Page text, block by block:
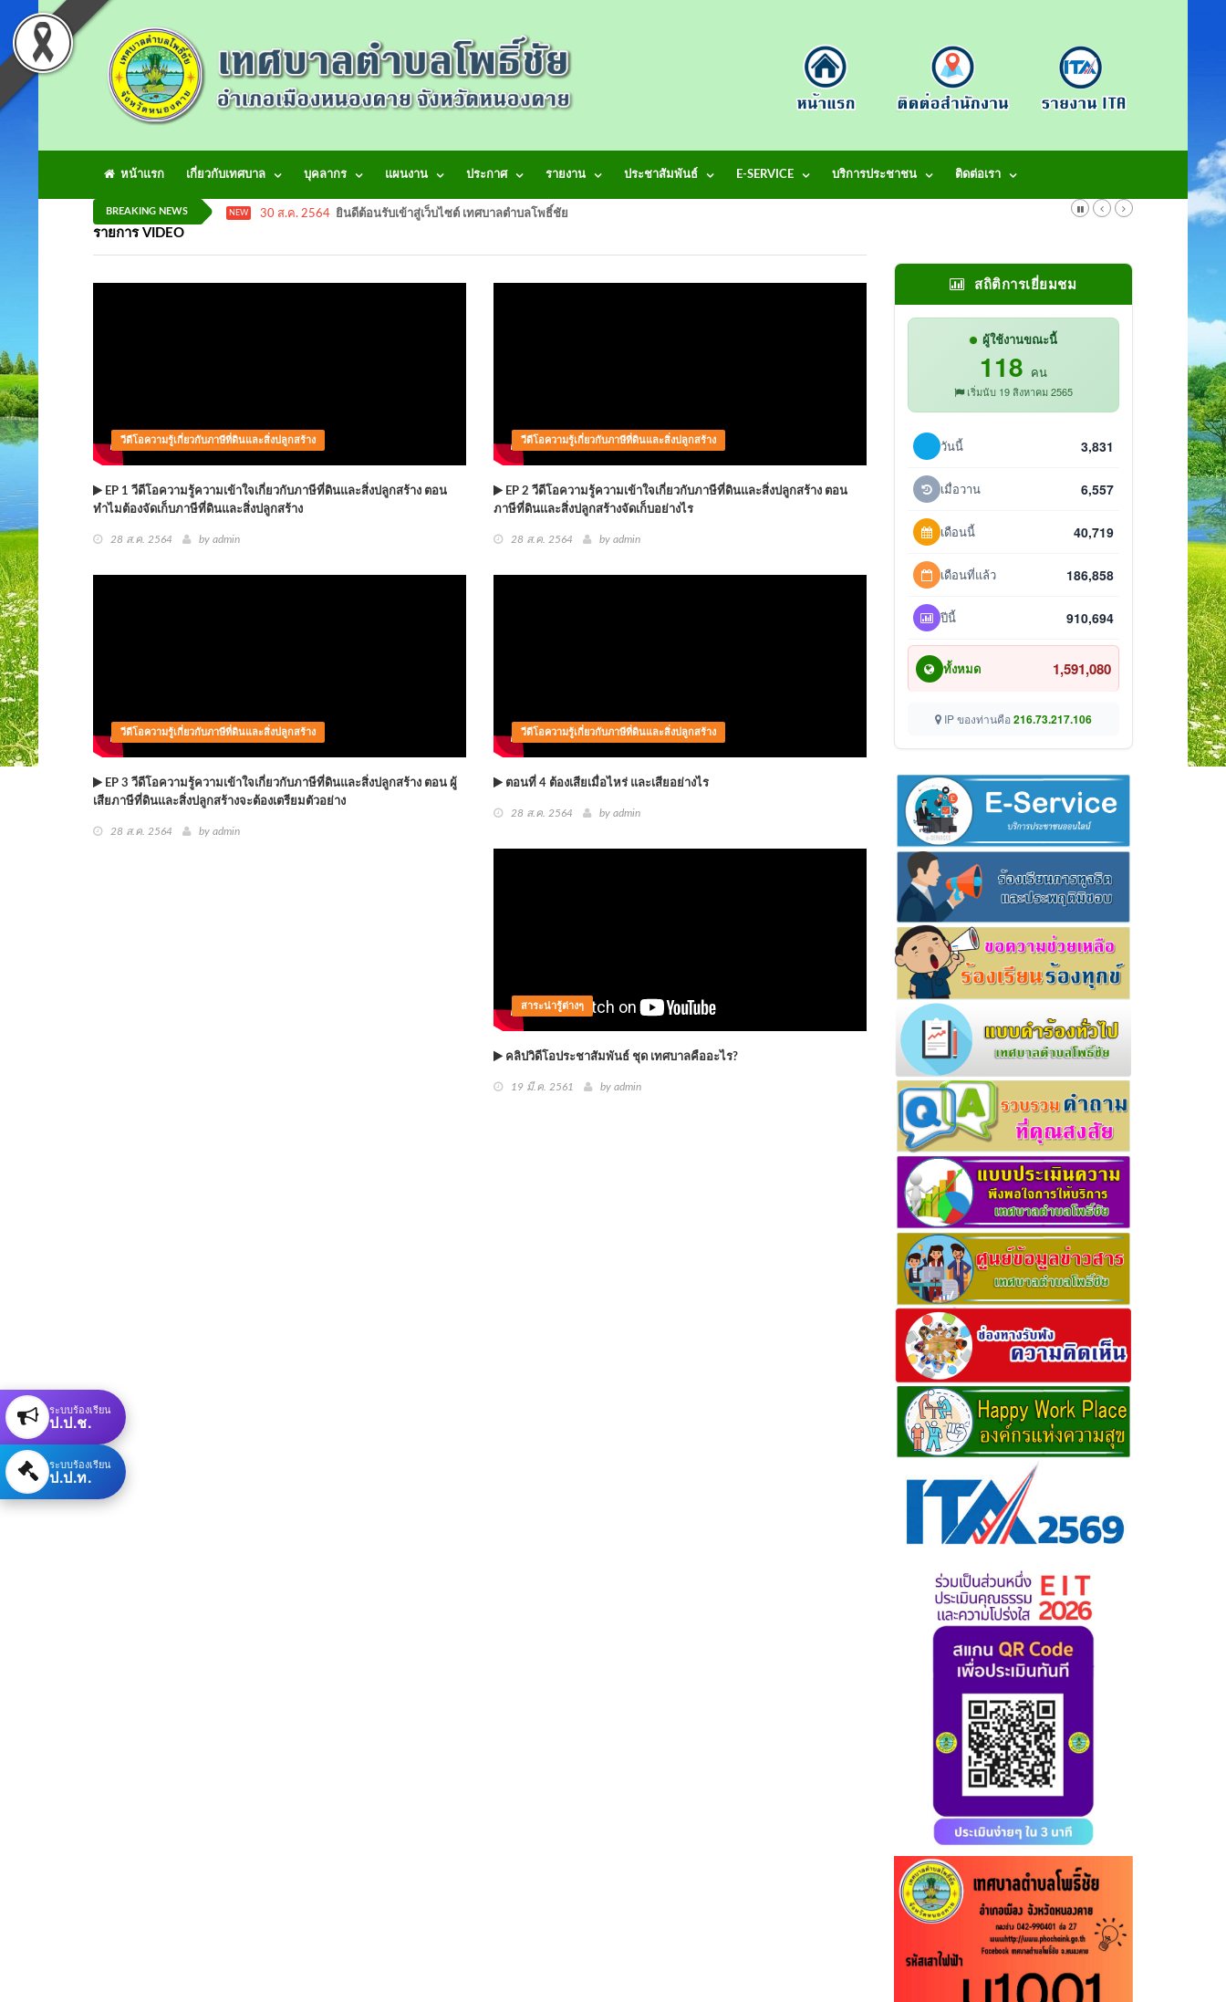
หน้าแรก เกี่ยวกับเทศบาล บุคลากร แผนงาน ประกาศ รายงาน ประชาสัมพันธ์ E-SERVICE บริการประชาชน ติดต่อเรา
BREAKING NEWS NEW 30 ส.ค. 2564 ยินดีต้อนรับเข้าสู่เว็บไซต์ เทศบาลตำบลโพธิ์ชัย
รายการ VIDEO
วีดีโอความรู้เกี่ยวกับภาษีที่ดินและสิ่งปลูกสร้าง
EP 1 วีดีโอความรู้ความเข้าใจเกี่ยวกับภาษีที่ดินและสิ่งปลูกสร้าง ตอน
ทำไมต้องจัดเก็บภาษีที่ดินและสิ่งปลูกสร้าง
28 ส.ค. 2564 by admin
วีดีโอความรู้เกี่ยวกับภาษีที่ดินและสิ่งปลูกสร้าง
EP 2 วีดีโอความรู้ความเข้าใจเกี่ยวกับภาษีที่ดินและสิ่งปลูกสร้าง ตอน
ภาษีที่ดินและสิ่งปลูกสร้างจัดเก็บอย่างไร
28 ส.ค. 2564 by admin
วีดีโอความรู้เกี่ยวกับภาษีที่ดินและสิ่งปลูกสร้าง
EP 3 วีดีโอความรู้ความเข้าใจเกี่ยวกับภาษีที่ดินและสิ่งปลูกสร้าง ตอน ผู้
เสียภาษีที่ดินและสิ่งปลูกสร้างจะต้องเตรียมตัวอย่าง
28 ส.ค. 2564 by admin
วีดีโอความรู้เกี่ยวกับภาษีที่ดินและสิ่งปลูกสร้าง
ตอนที่ 4 ต้องเสียเมื่อไหร่ และเสียอย่างไร
28 ส.ค. 2564 by admin
สาระน่ารู้ต่างๆ
คลิปวิดีโอประชาสัมพันธ์ ชุด เทศบาลคืออะไร?
19 มี.ค. 2561 by admin
สถิติการเยี่ยมชม
ผู้ใช้งานขณะนี้
118 คน
เริ่มนับ 19 สิงหาคม 2565
วันนี้ 3,831
เมื่อวาน 6,557
เดือนนี้ 40,719
เดือนที่แล้ว 186,858
ปีนี้ 910,694
ทั้งหมด 1,591,080
IP ของท่านคือ 216.73.217.106
ระบบร้องเรียน
ป.ป.ช.
ระบบร้องเรียน
ป.ป.ท.